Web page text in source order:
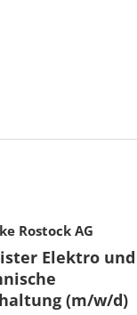
Rostock AG
Elektro und
(m/w/d)